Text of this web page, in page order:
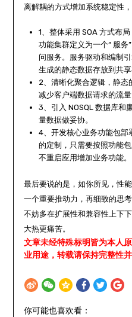
离解耦的方式增加系统稳定性
1、整体采用 SOA 方式布
功能集群定义为一个“ 服务
问服务。服务驱动和编制
生成的静态数据存放到共享
2、清晰化聚合逻辑，静态
减少客户端数据请求的流量
3、引入 NOSQL 数据库和
量数据做妥协。
4、开发核心业务功能包部
的定制，只需要按照功能
不重启应用增加业务功能。
最后要说的是，如你所见，性
一个重要推动力，再细致的思
不妨多在扩展性和兼容性上下
大热更痛苦。
文章未经特殊标明皆为本人
业用途，转载请保持完整性
你可能也喜欢看：